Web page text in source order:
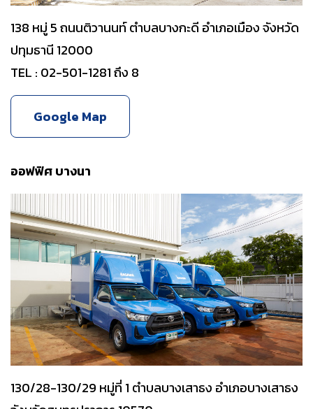
138 หมู่ 5 ถนนติวานนท์ ตำบลบางกะดี อำเภอเมือง จังหวัด
ปทุมธานี 12000
TEL : 02-501-1281 ถึง 8
Google Map
ออฟฟิศ บางนา
130/28-130/29 หมู่ที่ 1 ตำบลบางเสาธง อำเภอบางเสาธง